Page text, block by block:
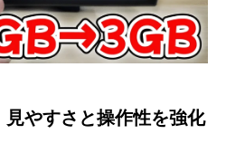
やすさと操作性を強化